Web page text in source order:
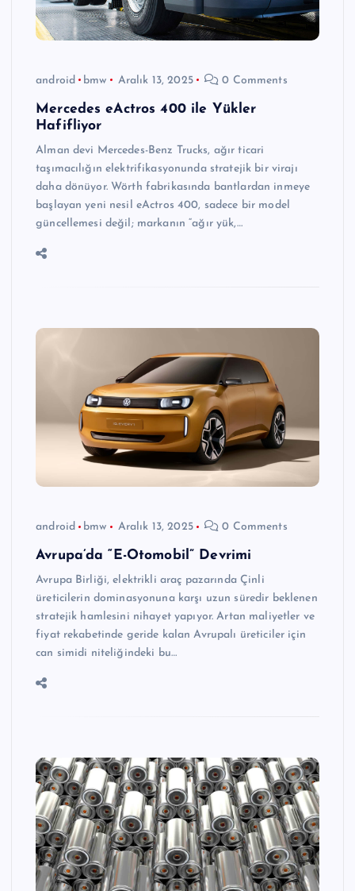
android bmw Aralık 13, 2025 0 Comments
Mercedes eActros 400 ile Yükler
Hafifliyor
Alman devi Mercedes-Benz Trucks, ağır ticari
taşımacılığın elektrifikasyonunda stratejik bir virajı
daha dönüyor. Wörth fabrikasında bantlardan inmeye
başlayan yeni nesil eActros 400, sadece bir model
güncellemesi değil; markanın “ağır yük,…
android bmw Aralık 13, 2025 0 Comments
Avrupa’da “E-Otomobil” Devrimi
Avrupa Birliği, elektrikli araç pazarında Çinli
üreticilerin dominasyonuna karşı uzun süredir beklenen
stratejik hamlesini nihayet yapıyor. Artan maliyetler ve
fiyat rekabetinde geride kalan Avrupalı üreticiler için
can simidi niteliğindeki bu…